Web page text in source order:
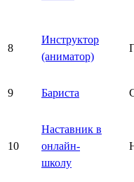
8
Инструктор
(аниматор)
9 Бариста
10
Наставник в
онлайн-
школу